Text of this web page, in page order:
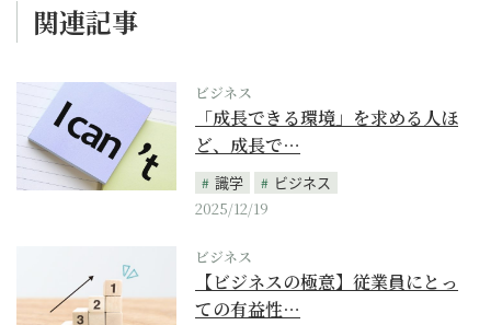
関連記事
ビジネス
「成長できる環境」を求める人ほ
ど、成長で…
識学
ビジネス
2025/12/19
ビジネス
【ビジネスの極意】従業員にとっ
ての有益性…